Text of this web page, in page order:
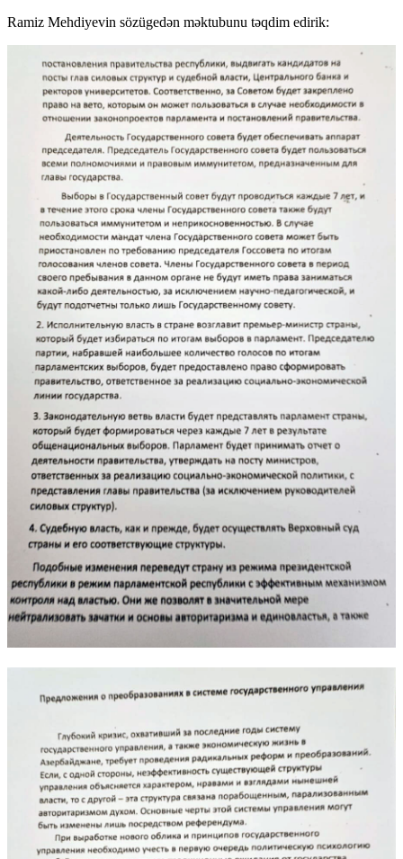
Ramiz Mehdiyevin sözügedən məktubunu təqdim edirik: